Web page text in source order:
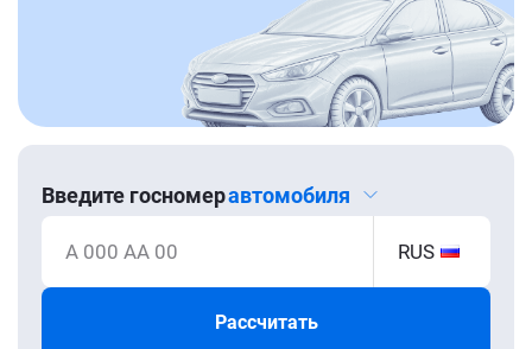
Введите госномеравтомобиля
А 000 АА 00 RUS
Рассчитать